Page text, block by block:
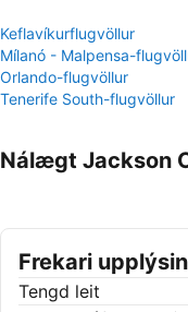
Keflavíkurflugvöllur
Mílanó - Malpensa-
Orlando-flugvöllur
Tenerife South-flugvöllur
Nálægt
Frekari
Tengd leit